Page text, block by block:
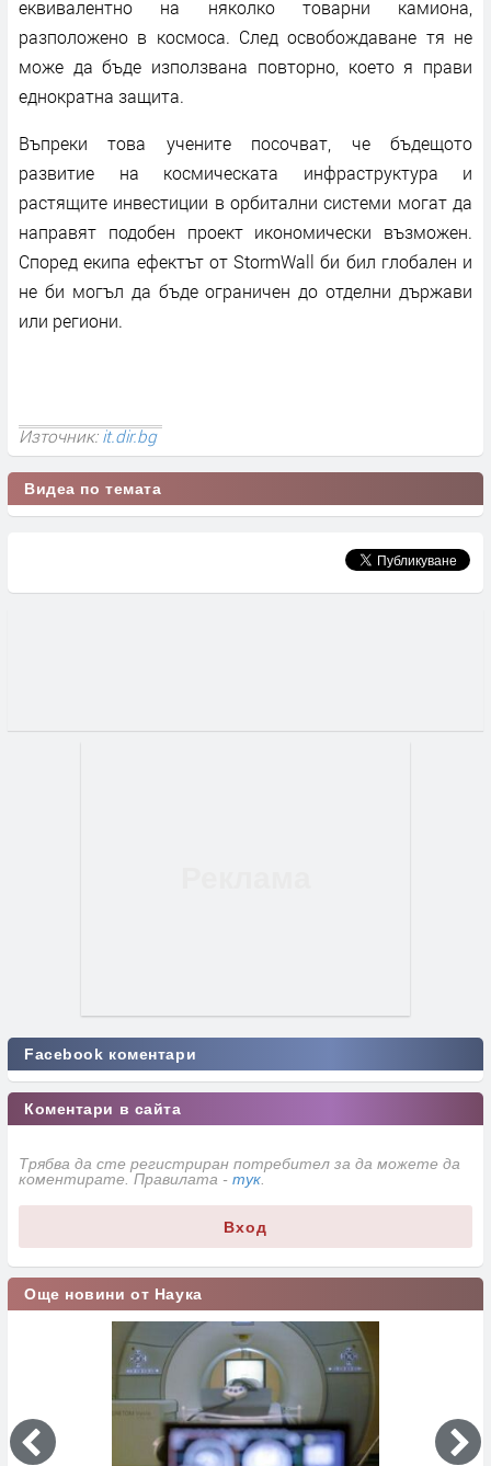
еквивалентно на няколко товарни камиона,
разположено в космоса. След освобождаване тя не
може да бъде използвана повторно, което я прави
еднократна защита.
Въпреки това учените посочват, че бъдещото
развитие на космическата инфраструктура и
растящите инвестиции в орбитални системи могат да
направят подобен проект икономически възможен.
Според екипа ефектът от StormWall би бил глобален и
не би могъл да бъде ограничен до отделни държави
или региони.
Източник:it.dir.bg
Видеа по темата
Facebook коментари
Коментари в сайта
Трябва да сте регистриран потребител за да можете да
коментирате. Правилата - тук
Вход
Още новини от Наука